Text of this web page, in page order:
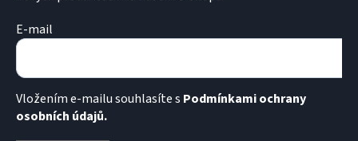
E-mail
Vložením e-mailu souhlasíte s Podmínkami ochrany
osobních údajů.